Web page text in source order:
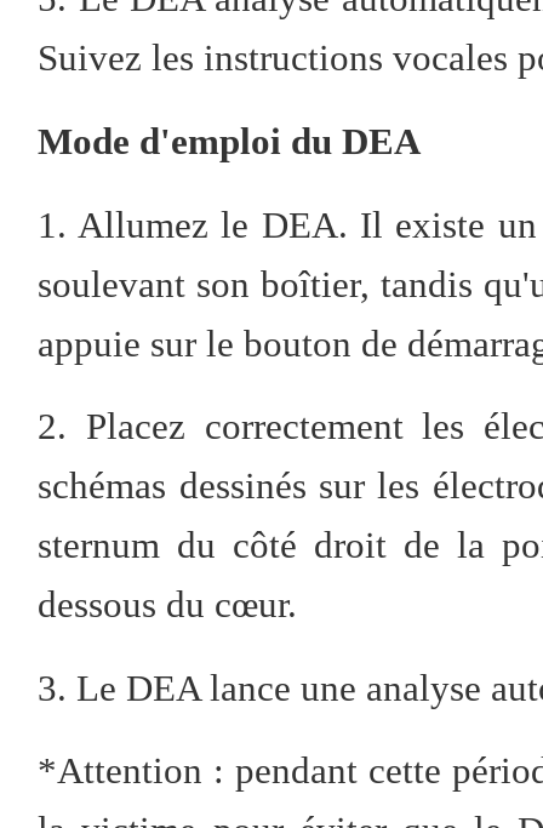
Suivez les instructions vocales
Mode d'emploi du DEA
1. Allumez le DEA. Il existe
soulevant son boîtier, tandis
appuie sur le bouton de
2. Placez correctement les
schémas dessinés sur les
sternum du côté droit de la
dessous du cœur.
3. Le DEA lance une analyse
*Attention : pendant cette